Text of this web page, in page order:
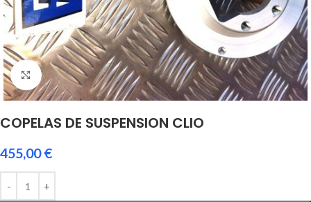
Click to enlarge
COPELAS DE SUSPENSION CLIO
455,00€